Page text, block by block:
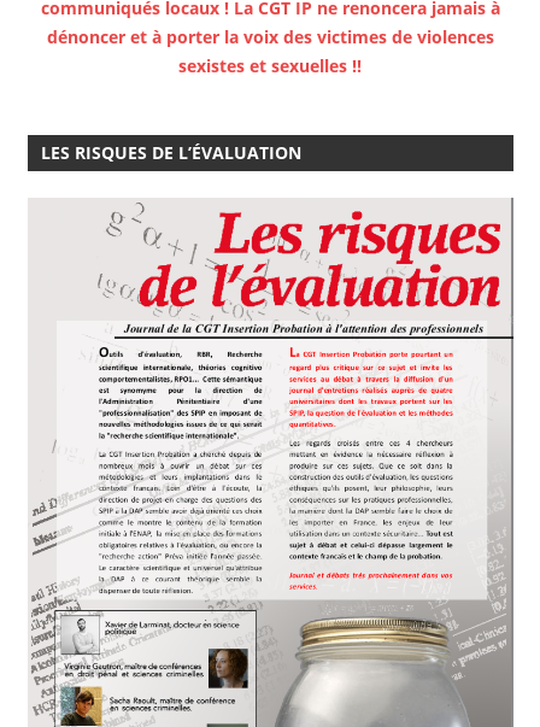
communiqués locaux ! La CGT IP ne renoncera jamais à
dénoncer et à porter la voix des victimes de violences
sexistes et sexuelles !!
LES RISQUES DE L’ÉVALUATION